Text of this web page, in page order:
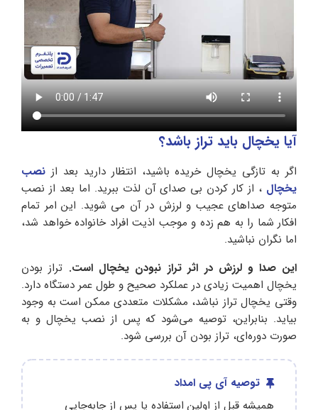
آیا یخچال باید تراز باشد؟
اگر به تازگی یخچال خریده باشید، انتظار دارید بعد از نصب
یخچال ، از کار کردن بی صدای آن لذت ببرید. اما بعد از نصب
متوجه صداهای عجیب و لرزش در آن می شوید. این امر تمام
افکار شما را به هم زده و موجب اذیت افراد خانواده خواهد شد،
اما نگران نباشید.
این صدا و لرزش در اثر تراز نبودن یخچال است. تراز بودن
یخچال اهمیت زیادی در عملکرد صحیح و طول عمر دستگاه دارد.
وقتی یخچال تراز نباشد، مشکلات متعددی ممکن است به وجود
بیاید. بنابراین، توصیه می‌شود که پس از نصب یخچال و به
صورت دوره‌ای، تراز بودن آن بررسی شود.
توصیه آی پی امداد
همیشه قبل از اولین استفاده یا پس از جابه‌جایی